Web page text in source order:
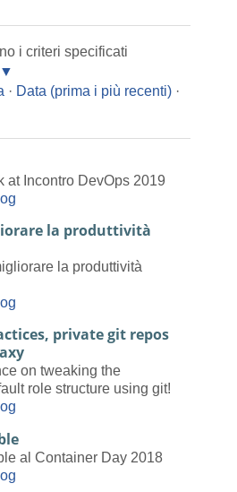
i criteri specificati
· Data (prima i più recenti) ·
at Incontro DevOps 2019
la produttività
la produttività
private git repos
on tweaking the
role structure using git!
al Container Day 2018